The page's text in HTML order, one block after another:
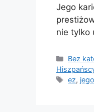
Jego
nie tylko
Bez
Tagi
ez, jego